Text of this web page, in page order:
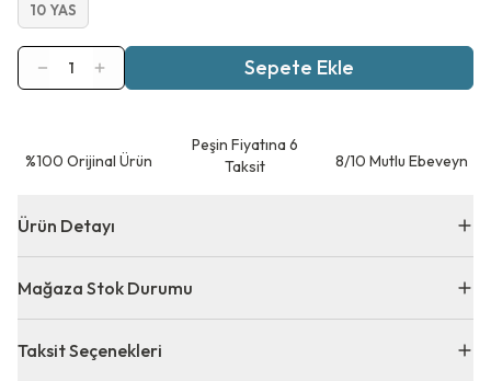
10 YAS
1 Sepete Ekle
⁠%100 Orijinal Ürün
Peşin Fiyatına 6
Taksit
8/10 Mutlu Ebeveyn
Ürün Detayı
Mağaza Stok Durumu
Taksit Seçenekleri